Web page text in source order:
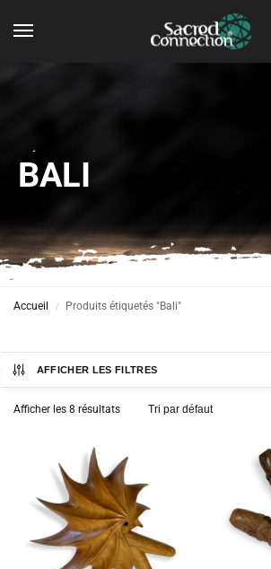
BALI
Accueil / Produits étiquetés "Bali"
AFFICHER LES FILTRES
Afficher les 8 résultats